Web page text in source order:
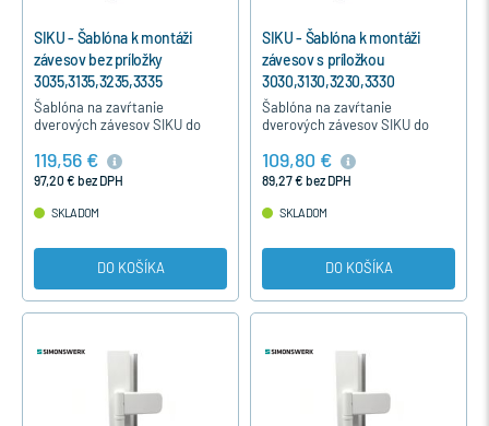
SIKU - Šablóna k montáži
závesov bez príložky
3035,3135,3235,3335
Šablóna na zavŕtanie
dverových závesov SIKU do
pomocníkom pri výrobe dverí.
Pomocou šablóny dosiahnete
119,56 €
97,20 € bez DPH
SKLADOM
DO KOŠÍKA
SIKU - Šablóna k montáži
závesov s príložkou
3030,3130,3230,3330
Šablóna na zavŕtanie
dverových závesov SIKU do
pomocníkom pri výrobe dverí.
Pomocou šablóny dosiahnete
109,80 €
89,27 € bez DPH
SKLADOM
DO KOŠÍKA